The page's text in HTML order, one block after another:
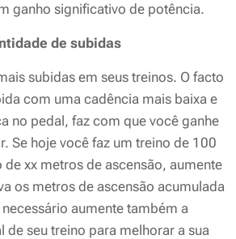
ganho significativo de potência.
de subidas
subidas em seus treinos. O facto
com uma cadência mais baixa e
no pedal, faz com que você ganhe
Se hoje você faz um treino de 100
xx metros de ascensão, aumente
os metros de ascensão acumulada
aumente também a
seu treino para melhorar a sua